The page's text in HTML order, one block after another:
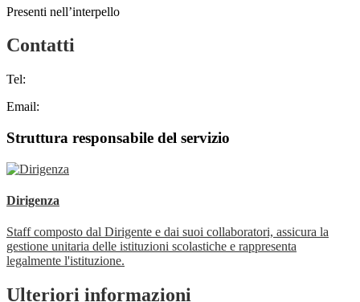
Presenti nell’interpello
Contatti
Tel:
Email:
Struttura responsabile del servizio
Dirigenza
Staff composto dal Dirigente e dai suoi collaboratori, assicura la
gestione unitaria delle istituzioni scolastiche e rappresenta
legalmente l'istituzione.
Ulteriori informazioni